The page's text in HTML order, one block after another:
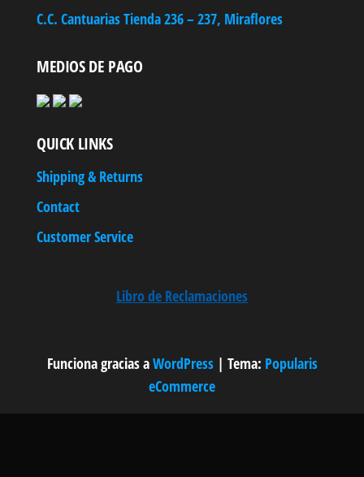
C.C. Cantuarias Tienda 236 – 237, Miraflores
MEDIOS DE PAGO
QUICK LINKS
Shipping & Returns
Contact
Customer Service
Libro de Reclamaciones
Funciona gracias aWordPress | Tema: Popularis
eCommerce